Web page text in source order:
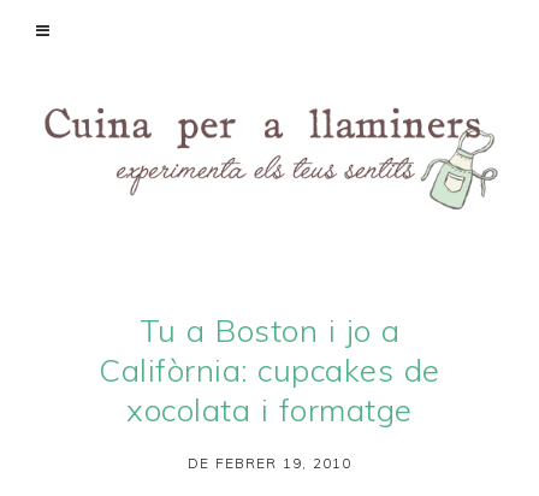
Tu a Boston i jo a
Califòrnia: cupcakes de
xocolata i formatge
DE FEBRER 19, 2010